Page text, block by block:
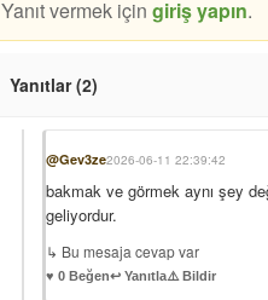
Yanıt vermek için giriş yapın.
Yanıtlar (2)
@Gev3ze2026-06-11 22:39:42
bakmak ve görmek aynı şey
geliyordur.
↳ Bu mesaja cevap var
♥ 0 Beğen↩️ Yanıtla⚠️ Bildir